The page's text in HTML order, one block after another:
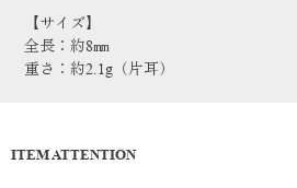
【サイズ】
全長：約8㎜
重さ：約2.1g（片耳）
ITEM ATTENTION